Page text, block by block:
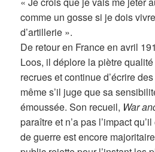
comme un gosse si je dois
d’artillerie ».
De retour en France en avril
Loos, il déplore la piètre
recrues et continue d’écrire
même s’il juge que sa
émoussée. Son recueil, War
paraître et n’a pas l’impact
de guerre est encore